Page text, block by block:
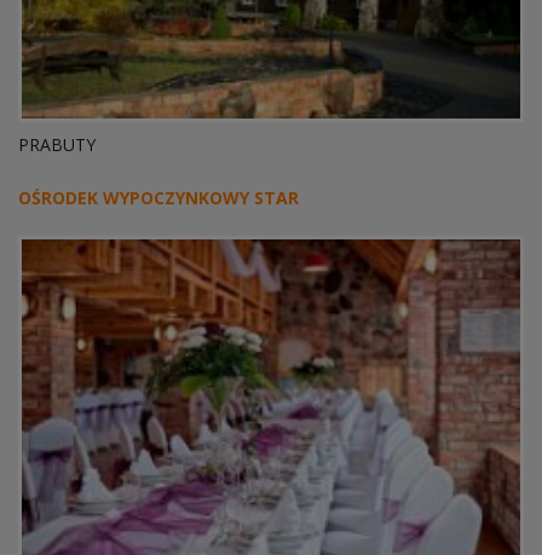
PRABUTY
OŚRODEK WYPOCZYNKOWY STAR